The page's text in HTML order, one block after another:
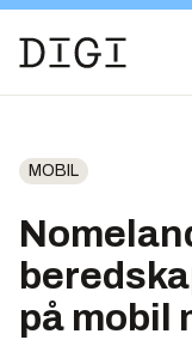
MOBIL
på mobil